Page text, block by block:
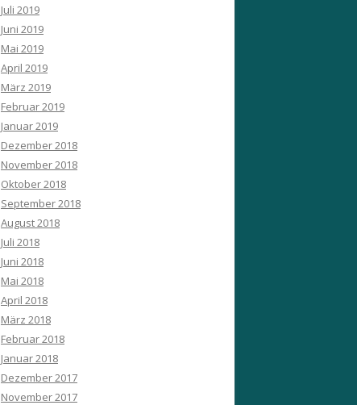
Juli 2019
Juni 2019
Mai 2019
April 2019
März 2019
Februar 2019
Januar 2019
Dezember 2018
November 2018
Oktober 2018
September 2018
August 2018
Juli 2018
Juni 2018
Mai 2018
April 2018
März 2018
Februar 2018
Januar 2018
Dezember 2017
November 2017